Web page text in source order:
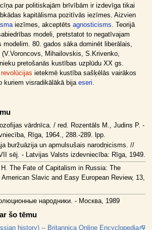
par politiskajām brīvībām ir izdevīga tikai
kapitālisma pozitīvās iezīmes. Aizvien
iezīmes, akceptēts agnosticisms . Teorijā
modeli, pretstatot to negatīvajam
80. gados sāka dominēt liberālais,
Mihailovskis, S.Krivenko,
pretošanās kustības uzplūdu XX gs.
ietekmē kustība sašķēlās vairākos
kuriem visradikālākā bija eseri
vārdnīca. / red. Rozentāls M., Judins P. -
Rīga, 1964., 288.-289. lpp.
buržuāzija un apmulsušais narodņicisms. //
sēj. - Latvijas Valsts izdevniecība: Rīga, 1949.
The Fate of Capitalism in Russia: The
American Slavic and Easy European Review, 13,
народники. - Москва, 1989
šo tēmu
history) -- Britannica Online Encyclopedia